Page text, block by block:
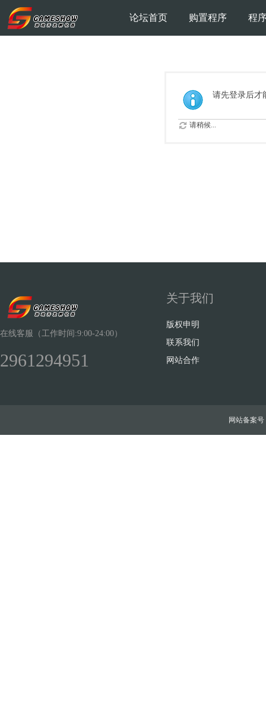
论坛首页 购置程序 程
请先登录后才
请稍候...
在线客服（工作时间:9:00-24:00）
2961294951
关于我们
版权申明
联系我们
网站合作
网站备案号